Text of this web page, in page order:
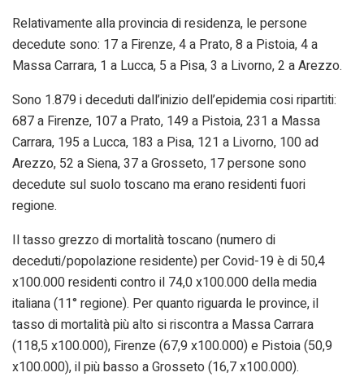
Relativamente alla provincia di residenza, le persone
decedute sono: 17 a Firenze, 4 a Prato, 8 a Pistoia, 4 a
Massa Carrara, 1 a Lucca, 5 a Pisa, 3 a Livorno, 2 a Arezzo.
Sono 1.879 i deceduti dall’inizio dell’epidemia cosi ripartiti:
687 a Firenze, 107 a Prato, 149 a Pistoia, 231 a Massa
Carrara, 195 a Lucca, 183 a Pisa, 121 a Livorno, 100 ad
Arezzo, 52 a Siena, 37 a Grosseto, 17 persone sono
decedute sul suolo toscano ma erano residenti fuori
regione.
Il tasso grezzo di mortalità toscano (numero di
deceduti/popolazione residente) per Covid-19 è di 50,4
x100.000 residenti contro il 74,0 x100.000 della media
italiana (11° regione). Per quanto riguarda le province, il
tasso di mortalità più alto si riscontra a Massa Carrara
(118,5 x100.000), Firenze (67,9 x100.000) e Pistoia (50,9
x100.000), il più basso a Grosseto (16,7 x100.000).